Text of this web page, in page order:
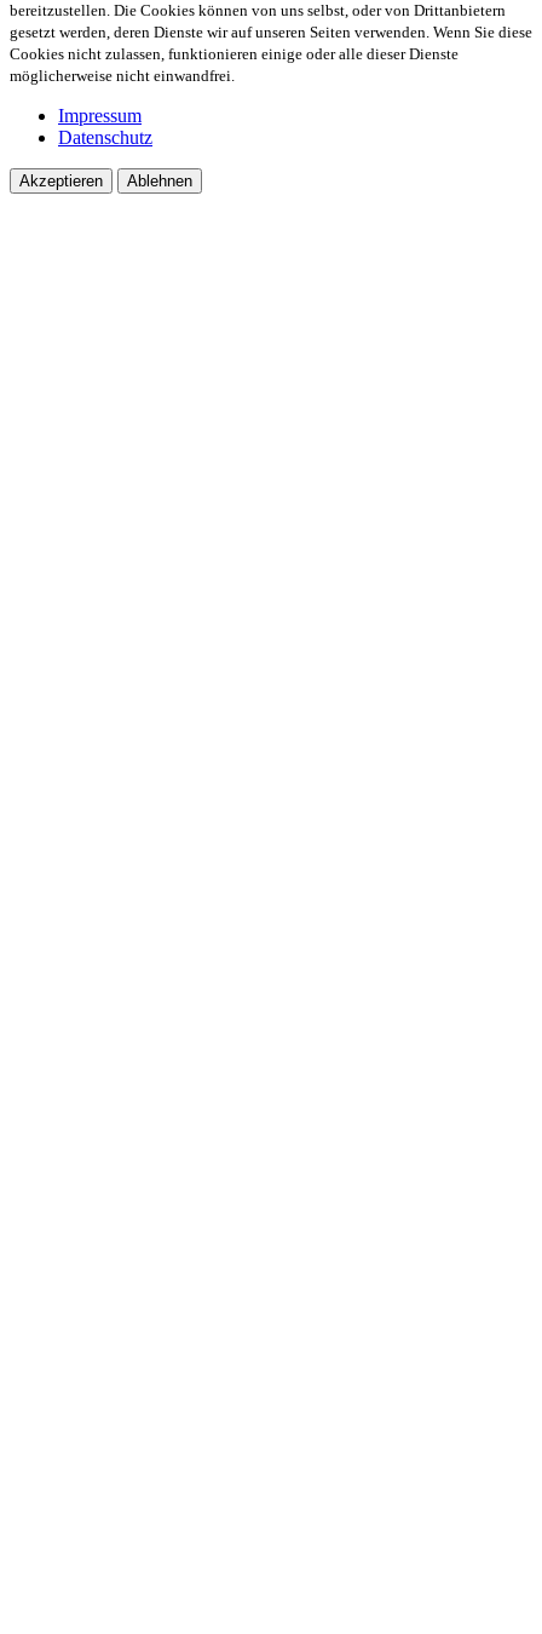
bereitzustellen. Die Cookies können von uns selbst, oder von Drittanbietern
gesetzt werden, deren Dienste wir auf unseren Seiten verwenden. Wenn Sie diese
Cookies nicht zulassen, funktionieren einige oder alle dieser Dienste
möglicherweise nicht einwandfrei.
Impressum
Datenschutz
Akzeptieren Ablehnen